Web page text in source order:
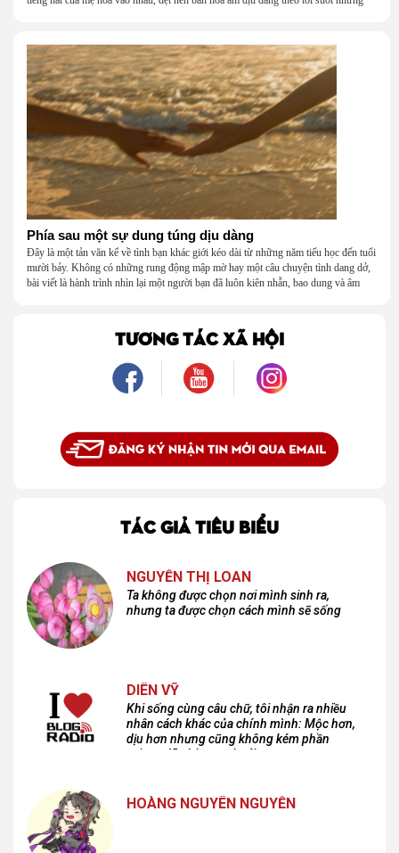
Phía sau một sự dung túng dịu dàng
Đây là một tản văn kể về tình bạn khác giới kéo dài từ những năm tiểu học đến tuổi
mười bảy. Không có những rung động mập mờ hay một câu chuyện tình dang dở,
bài viết là hành trình nhìn lại một người bạn đã luôn kiên nhẫn, bao dung và âm
là một mối tình, mà là một người luôn cho tôi quyền được là chính mình.
TƯƠNG TÁC XÃ HỘI
TÁC GIẢ TIÊU BIỂU
NGUYỄN THỊ LOAN
Ta không được chọn nơi mình sinh ra,
nhưng ta được chọn cách mình sẽ sống
DIÊN VỸ
Khi sống cùng câu chữ, tôi nhận ra nhiều
nhân cách khác của chính mình: Mộc hơn,
dịu hơn nhưng cũng không kém phần
cuồng dã và hoang hoải...
HOÀNG NGUYÊN NGUYỄN